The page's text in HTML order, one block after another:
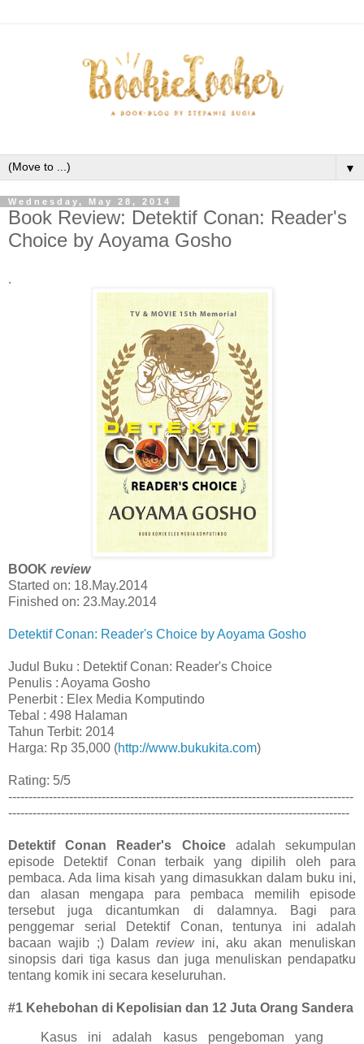
▼
Wednesday, May 28, 2014
Book Review: Detektif Conan: Reader's
Choice by Aoyama Gosho
.
BOOK review
Started on: 18.May.2014
Finished on: 23.May.2014
Detektif Conan: Reader's Choice by Aoyama Gosho
Judul Buku : Detektif Conan: Reader's Choice
Penulis : Aoyama Gosho
Penerbit : Elex Media Komputindo
Tebal : 498 Halaman
Tahun Terbit: 2014
Harga: Rp 35,000 (http://www.bukukita.com)
Rating: 5/5
-------------------------------------------------------------------------------------
------------------------------------------------------------------------------------
Detektif Conan Reader's Choiceadalah sekumpulan
episode Detektif Conan terbaik yang dipilih oleh para
pembaca. Ada lima kisah yang dimasukkan dalam buku ini,
dan alasan mengapa para pembaca memilih episode
tersebut juga dicantumkan di dalamnya. Bagi para
penggemar serial Detektif Conan, tentunya ini adalah
bacaan wajib ;) Dalam reviewini, aku akan menuliskan
sinopsis dari tiga kasus dan juga menuliskan pendapatku
tentang komik ini secara keseluruhan.
#1 Kehebohan di Kepolisian dan 12 Juta Orang Sandera
Kasus ini adalah kasus pengeboman yang